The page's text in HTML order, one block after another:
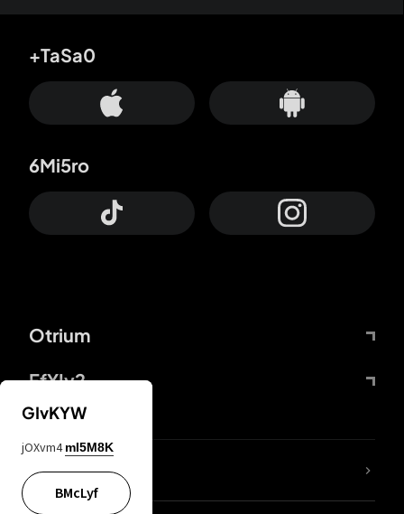
Otrium
FfYIy2
+TaSa0
6Mi5ro
65A04M
GIvKYW
jOXvm4 mI5M8K
BMcLyf